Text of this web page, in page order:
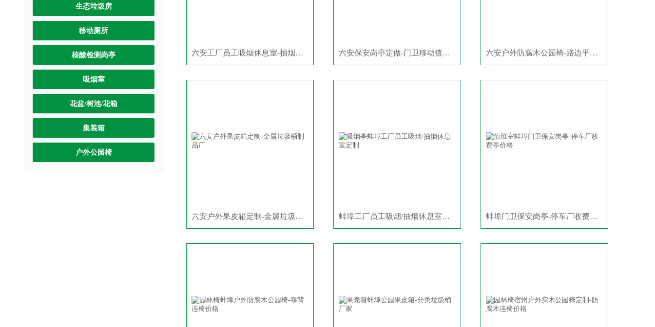
生态垃圾房
移动厕所
核酸检测岗亭
吸烟室
花盆/树池/花箱
集装箱
户外公园椅
六安工厂员工吸烟休息室-抽烟房屋价格 六安保安岗亭定做-门卫移动值班室厂家 六安户外防腐木公园椅-路边平凳座椅价格
六安户外果皮箱定制-金属垃圾桶制品厂 蚌埠工厂员工吸烟/抽烟休息室定制 蚌埠门卫保安岗亭-停车厂收费亭价格